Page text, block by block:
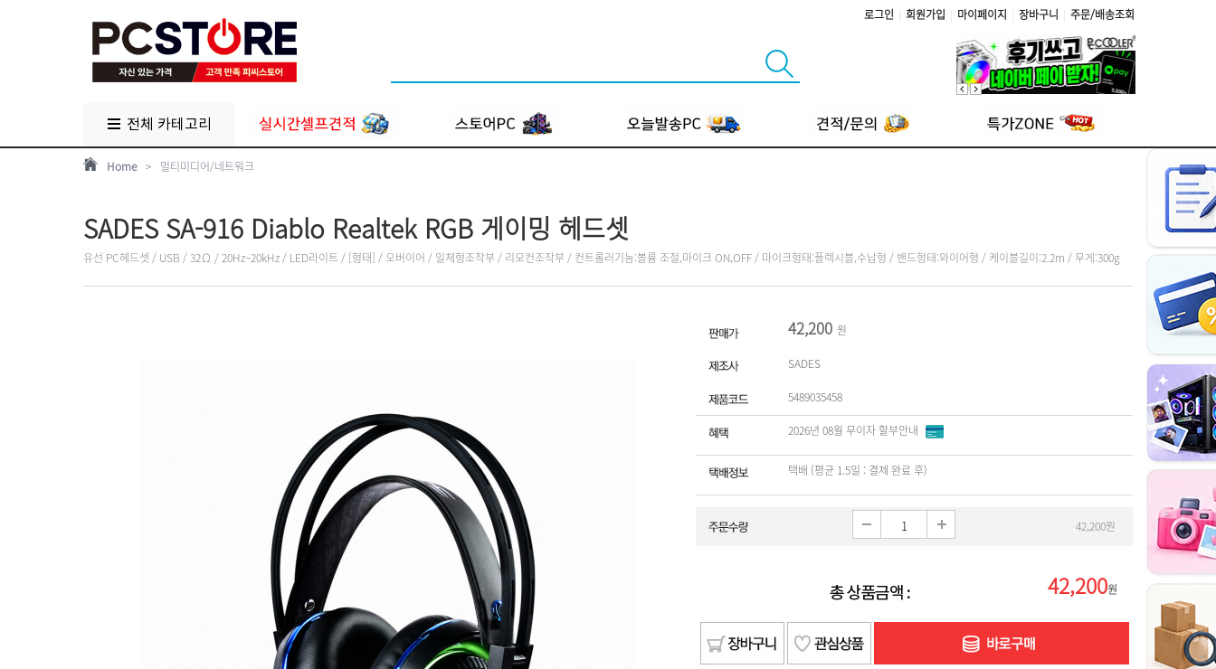
로그인 회원가입 마이페이지 장바구니 주문/배송조회
전체 카테고리
Home > 멀티미디어/네트워크
SADES SA-916 Diablo Realtek RGB 게이밍 헤드셋
유선 PC헤드셋 / USB / 32Ω / 20Hz~20kHz / LED라이트 / [형태] / 오버이어 / 일체형조작부 / 리모컨조작부 / 컨트롤러기능:볼륨 조절,마이크 ON,OFF / 마이크형태:플렉시블,수납형 / 밴드형태:와이어형 / 케이블길이:2.2m / 무게:300g
42,200 원
SADES
5489035458
2026년 08월 무이자 할부안내
택배 (평균 1.5일 : 결제 완료 후)
42,200원
42,200원